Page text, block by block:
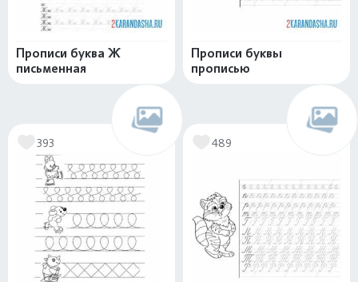
Прописи буква Ж
письменная
Прописи буквы
прописью
393 489